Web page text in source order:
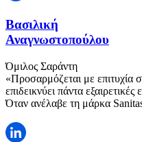
Βασιλική
Αναγνωστοπούλου
Όμιλος Σαράντη
«Προσαρμόζεται με επιτυχία
επιδεικνύει πάντα
Όταν ανέλαβε τη μάρκα